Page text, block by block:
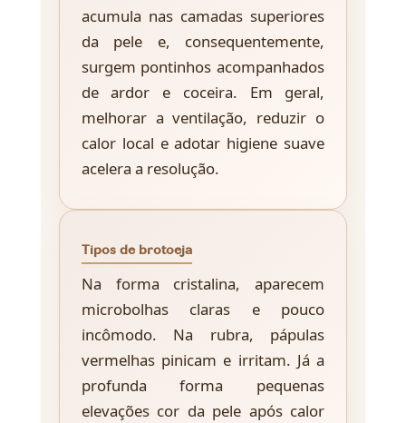
acumula nas camadas superiores
da pele e, consequentemente,
surgem pontinhos acompanhados
de ardor e coceira. Em geral,
melhorar a ventilação, reduzir o
calor local e adotar higiene suave
acelera a resolução.
Tipos de brotoeja
Na forma cristalina, aparecem
microbolhas claras e pouco
incômodo. Na rubra, pápulas
vermelhas pinicam e irritam. Já a
profunda forma pequenas
elevações cor da pele após calor